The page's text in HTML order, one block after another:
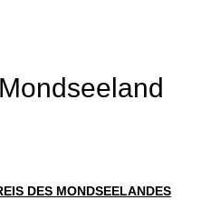
DES MONDSEELANDES